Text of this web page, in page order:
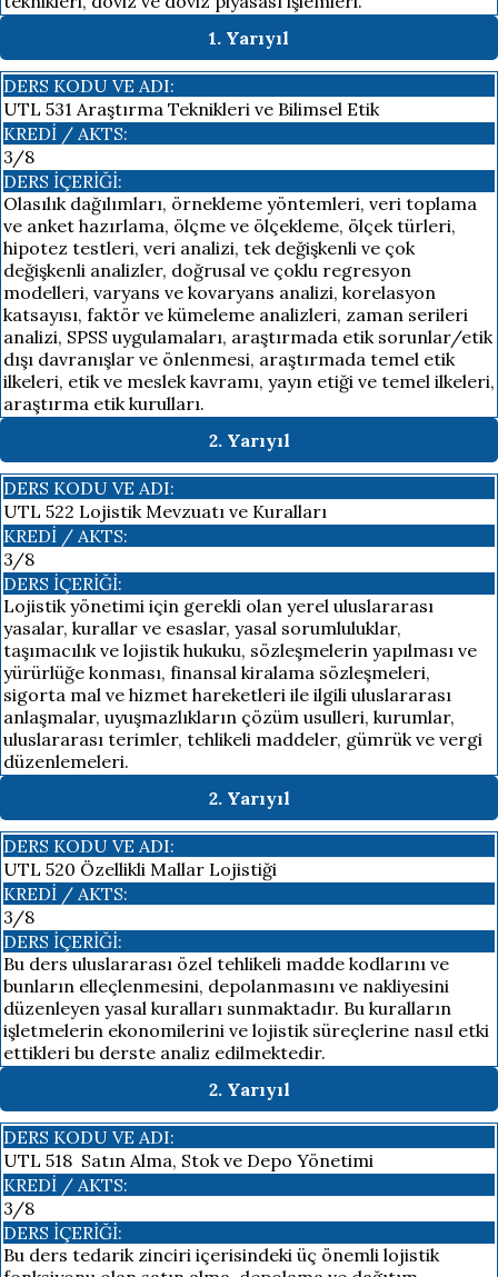
1. Yarıyıl
DERS KODU VE ADI:
UTL 531 Araştırma Teknikleri ve Bilimsel Etik
KREDI / AKTS:
3/8
DERS İÇERIĞI:
Olasılık dağılımları, örnekleme yöntemleri, veri toplama
ve anket hazırlama, ölçme ve ölçekleme, ölçek türleri,
hipotez testleri, veri analizi, tek değişkenli ve çok
değişkenli analizler, doğrusal ve çoklu regresyon
modelleri, varyans ve kovaryans analizi, korelasyon
katsayısı, faktör ve kümeleme analizleri, zaman serileri
analizi, SPSS uygulamaları, araştırmada etik sorunlar/etik
dışı davranışlar ve önlenmesi, araştırmada temel etik
ilkeleri, etik ve meslek kavramı, yayın etiği ve temel ilkeleri,
araştırma etik kurulları.
2. Yarıyıl
DERS KODU VE ADI:
UTL 522 Lojistik Mevzuatı ve Kuralları
KREDI / AKTS:
3/8
DERS İÇERIĞI:
Lojistik yönetimi için gerekli olan yerel uluslararası
yasalar, kurallar ve esaslar, yasal sorumluluklar,
taşımacılık ve lojistik hukuku, sözleşmelerin yapılması ve
yürürlüğe konması, finansal kiralama sözleşmeleri,
sigorta mal ve hizmet hareketleri ile ilgili uluslararası
anlaşmalar, uyuşmazlıkların çözüm usulleri, kurumlar,
uluslararası terimler, tehlikeli maddeler, gümrük ve vergi
düzenlemeleri.
2. Yarıyıl
DERS KODU VE ADI:
UTL 520 Özellikli Mallar Lojistiği
KREDI / AKTS:
3/8
DERS İÇERIĞI:
Bu ders uluslararası özel tehlikeli madde kodlarını ve
bunların elleçlenmesini, depolanmasını ve nakliyesini
düzenleyen yasal kuralları sunmaktadır. Bu kuralların
işletmelerin ekonomilerini ve lojistik süreçlerine nasıl etki
ettikleri bu derste analiz edilmektedir.
2. Yarıyıl
DERS KODU VE ADI:
UTL 518 Satın Alma, Stok ve Depo Yönetimi
KREDI / AKTS:
3/8
DERS İÇERIĞI:
Bu ders tedarik zinciri içerisindeki üç önemli lojistik